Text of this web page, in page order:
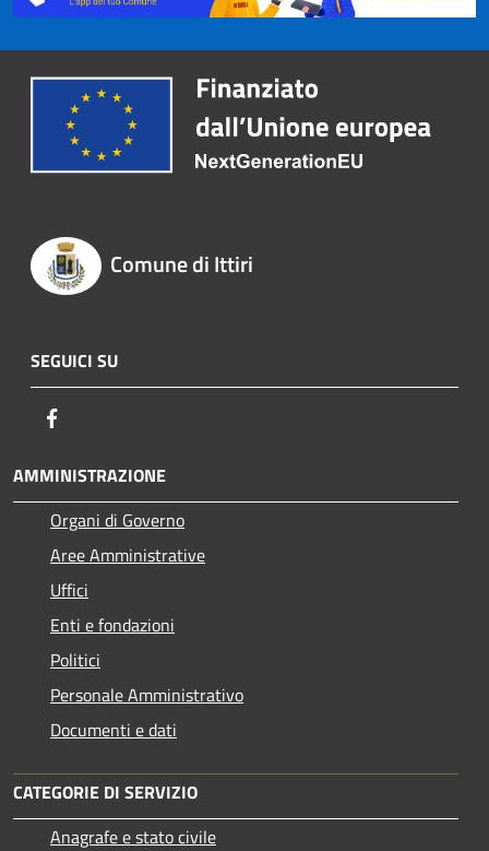
Comune di Ittiri
SEGUICI SU
AMMINISTRAZIONE
Organi di Governo
Aree Amministrative
Uffici
Enti e fondazioni
Politici
Personale Amministrativo
Documenti e dati
CATEGORIE DI SERVIZIO
Anagrafe e stato civile